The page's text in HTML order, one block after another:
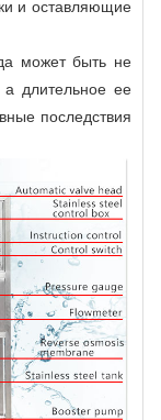
и оставляющие
может быть не
а длительное ее
последствия